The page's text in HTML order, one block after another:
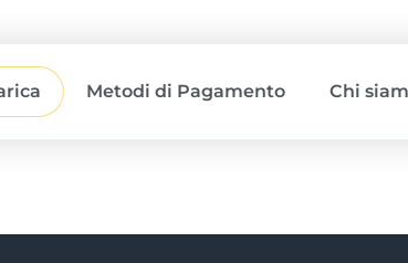
Metodi di Pagamento Chi